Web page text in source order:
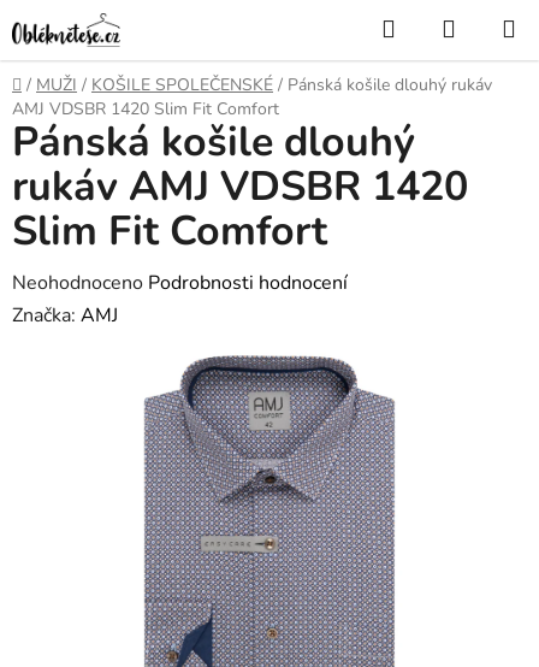
na
obsah
Hledat
KOŠÍK
Domů
/ MUŽI / KOŠILE SPOLEČENSKÉ / Pánská košile dlouhý rukáv
AMJ VDSBR 1420 Slim Fit Comfort
Pánská košile dlouhý
rukáv AMJ VDSBR 1420
Slim Fit Comfort
Průměrné
hodnocení
Neohodnoceno Podrobnosti hodnocení
Značka: AMJ